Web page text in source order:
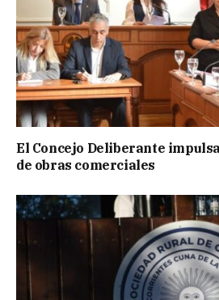
El Concejo Deliberante
de obras comerciales